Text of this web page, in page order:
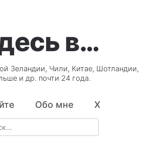
в…
Зеландии, Чили, Китае, Шотландии,
и др. почти 24 года.
Обо мне X